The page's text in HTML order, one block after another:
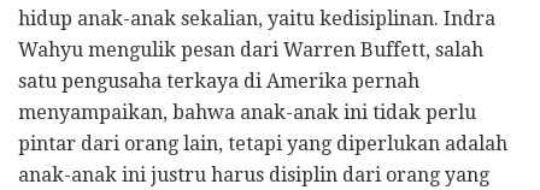
hidup anak-anak sekalian, yaitu kedisiplinan. Indra
Wahyu mengulik pesan dari Warren Buffett, salah
satu pengusaha terkaya di Amerika pernah
menyampaikan, bahwa anak-anak ini tidak perlu
pintar dari orang lain, tetapi yang diperlukan adalah
anak-anak ini justru harus disiplin dari orang yang